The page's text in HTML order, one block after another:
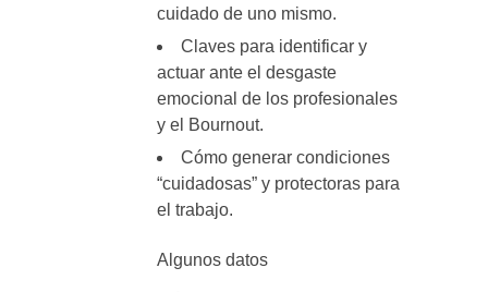
cuidado de uno mismo.
Claves para identificar y
actuar ante el desgaste
emocional de los profesionales
y el Bournout.
Cómo generar condiciones
“cuidadosas” y protectoras para
el trabajo.
Algunos datos